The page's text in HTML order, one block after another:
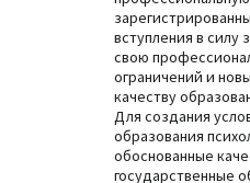
вступления в силу
свою
ограничений и
качеству
Для создания
образования
обоснованные
государственные